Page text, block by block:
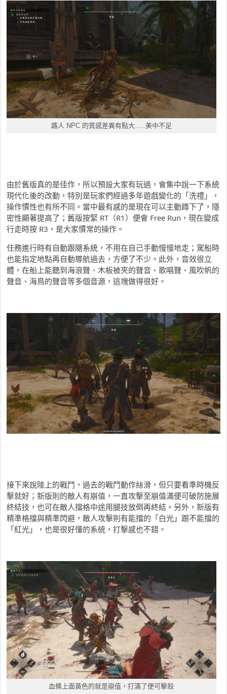
路人 NPC 的質感差異有點大…..美中不足
由於舊版真的是佳作，所以預設大家有玩過，會集中說一下系統
現代化後的改動，特別是玩家們經過多年遊戲變化的「洗禮」，
操作慣性也有所不同。當中最有感的是現在可以主動蹲下了，隱
密性顯著提高了；舊版按緊 RT（R1）便會 Free Run，現在變成
行走時按 R3，是大家慣常的操作。
任務進行時有自動跟隨系統，不用在自己手動慢慢地走；駕船時
也能指定地點再自動導航過去，方便了不少。此外，音效很立
體，在船上能聽到海浪聲、木板被夾的聲音、歌唱聲、風吹帆的
聲音、海鳥的聲音等多個音源，這塊做得很好。
接下來說陸上的戰鬥，過去的戰鬥動作絲滑，但只要看準時機反
擊就好；新版則的敵人有崩值，一直攻擊至崩值滿便可破防施展
終結技，也可在敵人擋格中途用腿技放倒再終結。另外，新版有
精準格擋與精準閃避，敵人攻擊則有能擋的「白光」跟不能擋的
「紅光」，也是很好懂的系統，打擊感也不錯。
血條上面黃色的就是崩值，打滿了便可擊殺